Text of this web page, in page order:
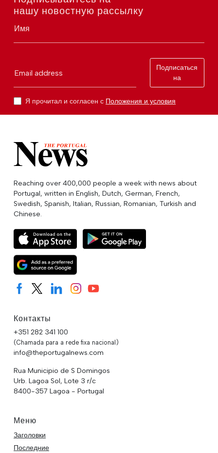
нашу новостную рассылку
Имя
Email address
Подписаться
на
Я прочитал и согласен с Положения и условия
Reaching over 400,000 people a week with news about
Portugal, written in English, Dutch, German, French,
Swedish, Spanish, Italian, Russian, Romanian, Turkish and
Chinese.
Контакты
+351 282 341 100
(Chamada para a rede fixa nacional)
info@theportugalnews.com
Rua Municipio de S Domingos
Urb. Lagoa Sol, Lote 3 r/c
8400-357 Lagoa - Portugal
Меню
Заголовки
Последние